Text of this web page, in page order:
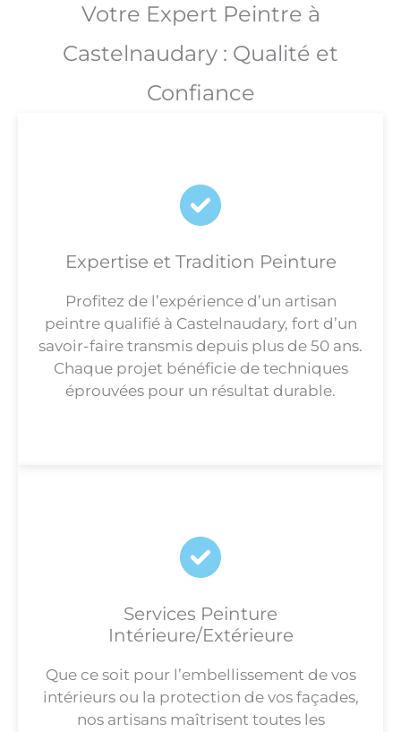
Votre Expert Peintre à
Castelnaudary : Qualité et
Confiance
Expertise et Tradition Peinture
Profitez de l’expérience d’un artisan
peintre qualifié à Castelnaudary, fort d’un
savoir-faire transmis depuis plus de 50 ans.
Chaque projet bénéficie de techniques
éprouvées pour un résultat durable.
Services Peinture
Intérieure/Extérieure
Que ce soit pour l’embellissement de vos
intérieurs ou la protection de vos façades,
nos artisans maîtrisent toutes les